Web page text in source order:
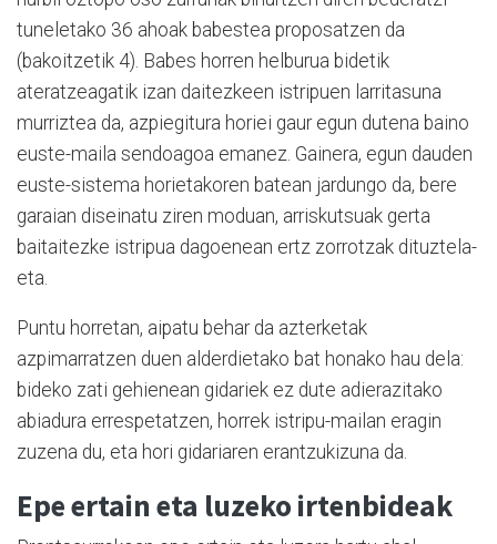
tuneletako 36 ahoak babestea proposatzen da
(bakoitzetik 4). Babes horren helburua bidetik
ateratzeagatik izan daitezkeen istripuen larritasuna
murriztea da, azpiegitura horiei gaur egun dutena baino
euste-maila sendoagoa emanez. Gainera, egun dauden
euste-sistema horietakoren batean jardungo da, bere
garaian diseinatu ziren moduan, arriskutsuak gerta
baitaitezke istripua dagoenean ertz zorrotzak dituztela-
eta.
Puntu horretan, aipatu behar da azterketak
azpimarratzen duen alderdietako bat honako hau dela:
bideko zati gehienean gidariek ez dute adierazitako
abiadura errespetatzen, horrek istripu-mailan eragin
zuzena du, eta hori gidariaren erantzukizuna da.
Epe ertain eta luzeko irtenbideak